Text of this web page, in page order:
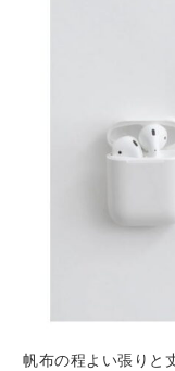
帆布の程よい張りと